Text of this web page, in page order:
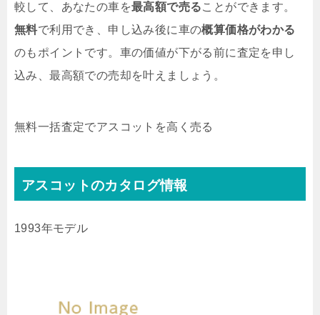
較して、あなたの車を最高額で売ることができます。
無料で利用でき、申し込み後に車の概算価格がわかる
のもポイントです。車の価値が下がる前に査定を申し
込み、最高額での売却を叶えましょう。
無料一括査定でアスコットを高く売る
アスコットのカタログ情報
1993年モデル